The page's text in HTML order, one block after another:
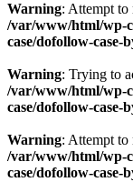
Warning: Attempt
/var/www/html/wp-
case/dofollow-case-
Warning: Trying to
/var/www/html/wp-
case/dofollow-case-
Warning: Attempt
/var/www/html/wp-
case/dofollow-case-